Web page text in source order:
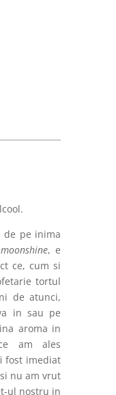
de pe inima
moonshine, e
ce, cum si
tortul
de atunci,
in sau pe
aroma in
am ales
fost imediat
nu am vrut
ul nostru in